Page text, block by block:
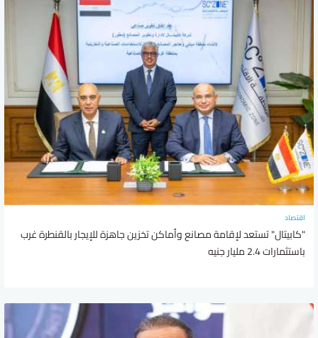
اقتصاد
"كابيتال" تستعد لإقامة مصانع وأماكن تخزين جاهزة للإيجار بالقنطرة غرب
باستثمارات 2.4 مليار جنيه